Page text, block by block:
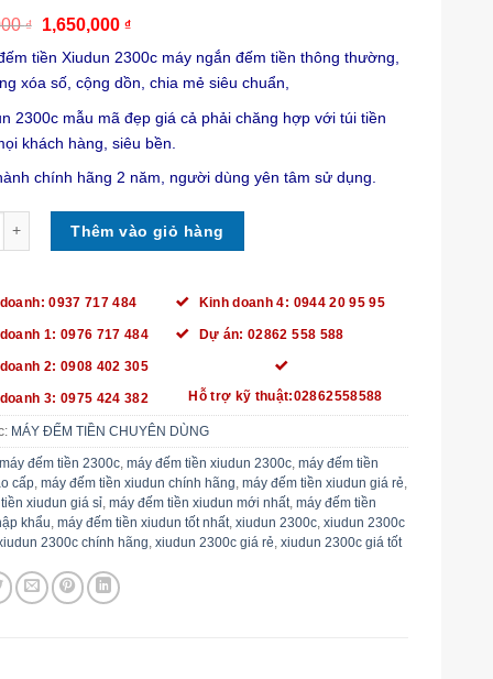
₫ 1,650,000 ₫
tiền Xiudun 2300c máy ngắn đếm tiền thông thường,
xóa số, cộng dồn, chia mẻ siêu chuẩn,
2300c mẫu mã đẹp giá cả phải chăng hợp với túi tiền
khách hàng, siêu bền.
chính hãng 2 năm, người dùng yên tâm sử dụng.
TIỀN XIUDUN 2300C số lượng
Thêm vào giỏ hàng
0937 717 484
1: 0976 717 484
2: 0908 402 305
3: 0975 424 382
Kinh doanh 4: 0944 20 95 95
Dự án: 02862 558 588
Hỗ trợ kỹ thuật:02862558588
MÁY ĐẾM TIỀN CHUYÊN DÙNG
máy đếm tiền 2300c, máy đếm tiền xiudun 2300c, máy đếm tiền
cấp, máy đếm tiền xiudun chính hãng máy đếm tiền xiudun giá rẻ
xiudun giá sỉ, máy đếm tiền xiudun mới nhất, máy đếm tiền
khẩu máy đếm tiền xiudun tốt nhất, xiudun 2300c, xiudun 2300c
2300c chính hãng xiudun 2300c giá rẻ xiudun 2300c giá tốt